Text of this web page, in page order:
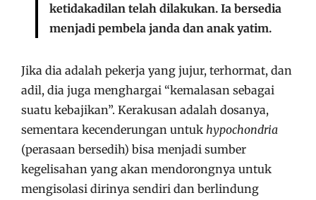
ketidakadilan telah dilakukan. Ia bersedia
menjadi pembela janda dan anak yatim.
Jika dia adalah pekerja yang jujur, terhormat, dan
adil, dia juga menghargai “kemalasan sebagai
suatu kebajikan”. Kerakusan adalah dosanya,
sementara kecenderungan untuk hypochondria
(perasaan bersedih) bisa menjadi sumber
kegelisahan yang akan mendorongnya untuk
mengisolasi dirinya sendiri dan berlindung